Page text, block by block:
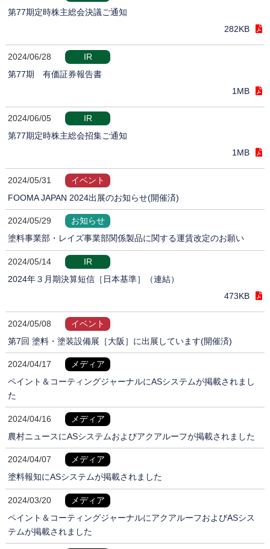
第77期定時株主総会決議ご通知
282KB
2024/06/28
IR
第77期 有価証券報告書
1MB
2024/06/05
IR
第77期定時株主総会招集ご通知
1MB
2024/05/31
イベント
FOOMA JAPAN 2024出展のお知らせ(開催済)
2024/05/29
お知らせ
塗料事業部・レイズ事業部関係製品に関する運賃改定のお願い
2024/05/14
IR
2024年３月期決算短信［日本基準］（連結）
473KB
2024/05/08
イベント
第7回 塗料・塗装設備展［大阪］に出展しています(開催済)
2024/04/17
メディア
ペイント＆コーティングジャーナルにASシステムが掲載されまし
た
2024/04/16
メディア
農村ニュースにASシステムおよびアクアルーフが掲載されました
2024/04/07
メディア
塗料報知にASシステムが掲載されました
2024/03/20
メディア
ペイント＆コーティングジャーナルにアクアルーフおよびASシス
テムが掲載されました